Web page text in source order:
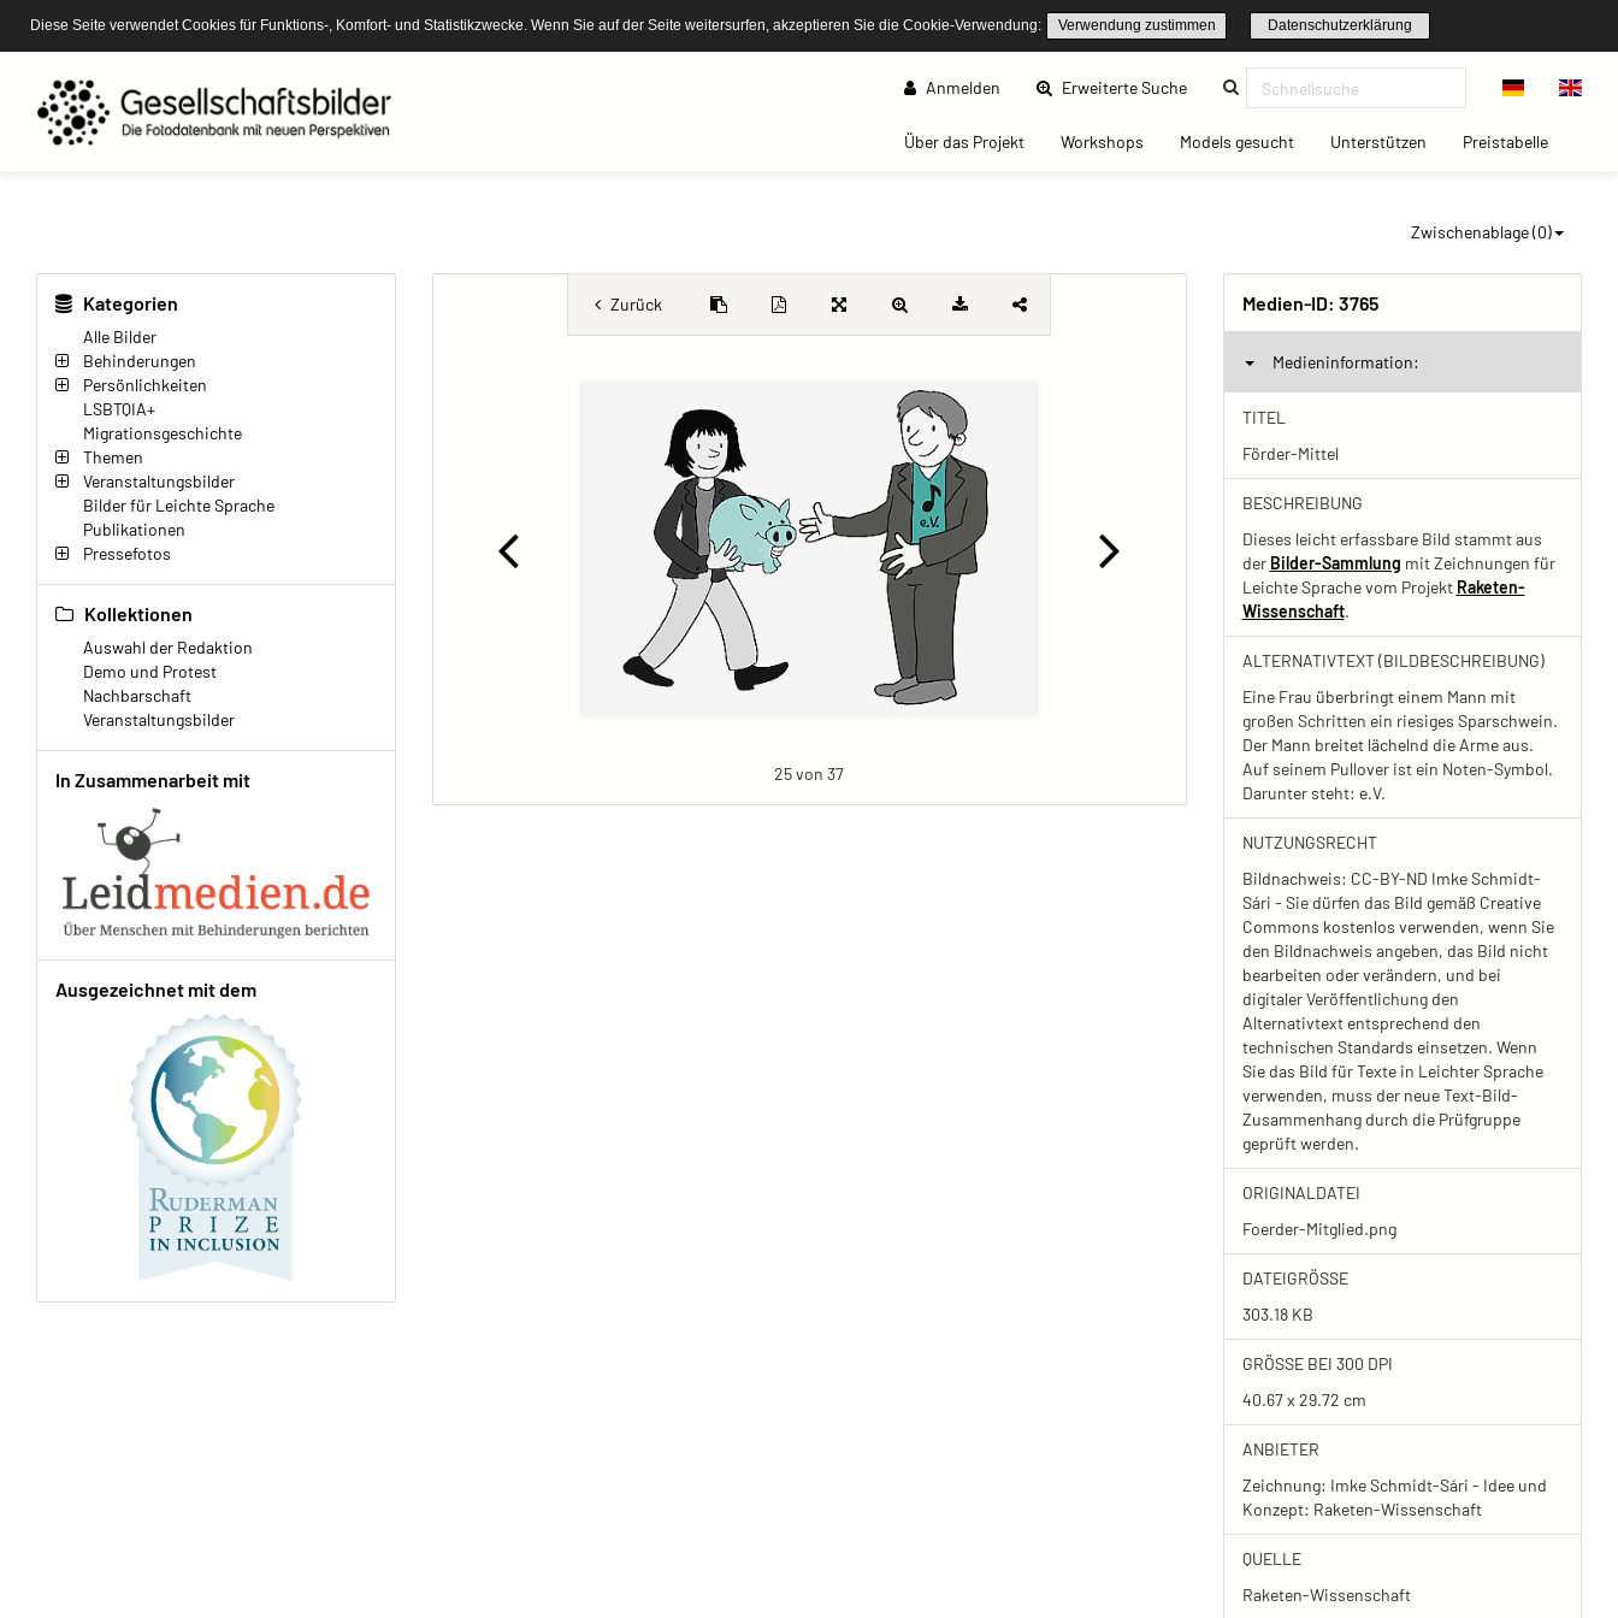
Diese Seite verwendet Cookies für Funktions-, Komfort- und Statistikzwecke. Wenn Sie auf der Seite weitersurfen, akzeptieren Sie die Cookie-Verwendung: Verwendung zustimmen Datenschutzerklärung
Anmelden Erweiterte Suche(current)
Über das Projekt(current)Workshops(current)Models gesucht(current)Unterstützen(current)Preistabelle(current)
Zwischenablage (0)
Kategorien
Alle Bilder
Behinderungen
Persönlichkeiten
LSBTQIA+
Migrationsgeschichte
Themen
Veranstaltungsbilder
Bilder für Leichte Sprache
Publikationen
Pressefotos
Kollektionen
Auswahl der Redaktion
Demo und Protest
Nachbarschaft
Veranstaltungsbilder
In Zusammenarbeit mit
Ausgezeichnet mit dem
Zurück
25 von 37
Medien-ID: 3765
Medieninformation:
TITEL
Förder-Mittel
BESCHREIBUNG
Dieses leicht erfassbare Bild stammt aus
der Bilder-Sammlung mit Zeichnungen für
Leichte Sprache vom Projekt Raketen-
Wissenschaft.
ALTERNATIVTEXT (BILDBESCHREIBUNG)
Eine Frau überbringt einem Mann mit
großen Schritten ein riesiges Sparschwein.
Der Mann breitet lächelnd die Arme aus.
Auf seinem Pullover ist ein Noten-Symbol.
Darunter steht: e.V.
NUTZUNGSRECHT
Bildnachweis: CC-BY-ND Imke Schmidt-
Sári - Sie dürfen das Bild gemäß Creative
Commons kostenlos verwenden, wenn Sie
den Bildnachweis angeben, das Bild nicht
bearbeiten oder verändern, und bei
digitaler Veröffentlichung den
Alternativtext entsprechend den
technischen Standards einsetzen. Wenn
Sie das Bild für Texte in Leichter Sprache
verwenden, muss der neue Text-Bild-
Zusammenhang durch die Prüfgruppe
geprüft werden.
ORIGINALDATEI
Foerder-Mitglied.png
DATEIGRÖSSE
303.18 KB
GRÖSSE BEI 300 DPI
40.67 x 29.72 cm
ANBIETER
Zeichnung: Imke Schmidt-Sári - Idee und
Konzept: Raketen-Wissenschaft
QUELLE
Raketen-Wissenschaft